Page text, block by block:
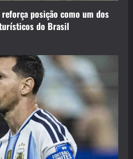
posição como um dos
do Brasil